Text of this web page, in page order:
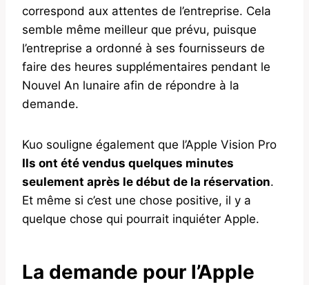
correspond aux attentes de l’entreprise. Cela
semble même meilleur que prévu, puisque
l’entreprise a ordonné à ses fournisseurs de
faire des heures supplémentaires pendant le
Nouvel An lunaire afin de répondre à la
demande.
Kuo souligne également que l’Apple Vision Pro
Ils ont été vendus quelques minutes
seulement après le début de la réservation.
Et même si c’est une chose positive, il y a
quelque chose qui pourrait inquiéter Apple.
La demande pour l’Apple